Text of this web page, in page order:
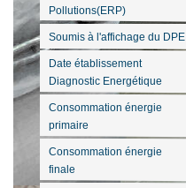
Pollutions(ERP)
Soumis à l'affichage du DPE
Date établissement
Diagnostic Energétique
Consommation énergie
primaire
Consommation énergie
finale